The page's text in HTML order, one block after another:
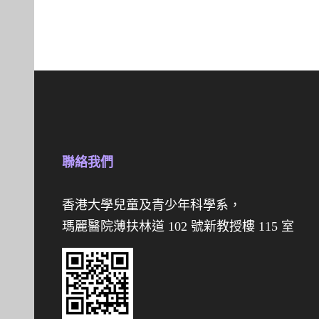
聯絡我們
香港大學兒童及青少年科學系，
瑪麗醫院薄扶林道 102 號新教授樓 115 室